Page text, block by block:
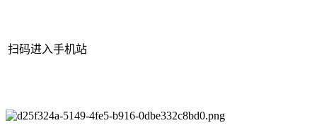
扫码进入手机站